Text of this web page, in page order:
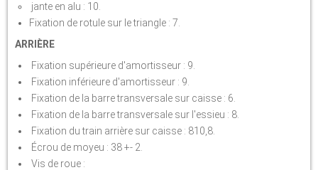
jante en alu : 10.
Fixation de rotule sur le triangle : 7.
ARRIÈRE
Fixation supérieure d'amortisseur : 9.
Fixation inférieure d'amortisseur : 9.
Fixation de la barre transversale sur caisse : 6.
Fixation de la barre transversale sur l'essieu : 8.
Fixation du train arrière sur caisse : 810,8.
Écrou de moyeu : 38 +- 2.
Vis de roue :